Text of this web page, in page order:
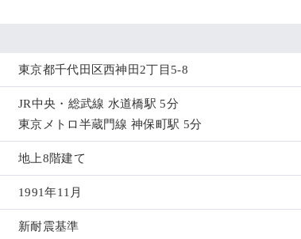
東京都千代田区西神田2丁目5-8
JR中央・総武線 水道橋駅 5分
東京メトロ半蔵門線 神保町駅 5分
地上8階建て
1991年11月
新耐震基準